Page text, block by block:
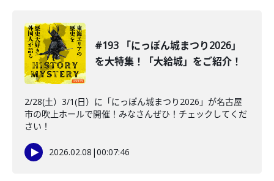
#193 「にっぽん城まつり2026」
を大特集！「大給城」をご紹介！
2/28(土）3/1(日）に「にっぽん城まつり2026」が名古屋
市の吹上ホールで開催！みなさんぜひ！チェックしてくだ
さい！
2026.02.08 |00:07:46